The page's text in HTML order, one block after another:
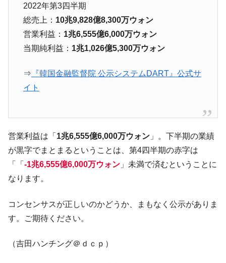
にぶん殴る法案」提出！⇒ クーパン問題は合衆国企業に対
する差別。許してはおかぬ
『Money1』
韓国ボンクラ政策室長･金容範、株価暴落に
他人事のような発言。
業績「史上最高益」当期純利益は前年同期比13.4倍に。
『Money1』
『Money1』
【速報】韓国株式市場の暴落・本日07月29
日(水)もサイドカー・サーキットブレイカーの二段コンボ
発動！
『Money1』
IT産業は人を雇用する効果は低い。全産業の
半分未満しか雇用を生まない
Fact1
夏の甲子園、優勝校を最も多く輩出している都道
府県とは？
Fact1 今話題の「楽天ライオンズ」とは？
2022年第3四半期
総売上： 10兆9,828億8,300万ウォン
営業利益： 1兆6,555億6,000万ウォン
当期純利益： 1兆1,026億5,300万ウォン
⇒ 『韓国金融監督院 公示システムDART』公式サ
イト
営業利益は「 1兆6,555億6,000万ウォン 」。下半期の業績
が黒字でまとまるということは、第4四半期の赤字は
「「 -1兆6,555億6,000万ウォン 」未満で済むということに
なります。
コンセンサスが正しいのかどうか、まもなく公示がありま
す。ご期待ください。
（吉田ハンチング＠ｄｃｐ）